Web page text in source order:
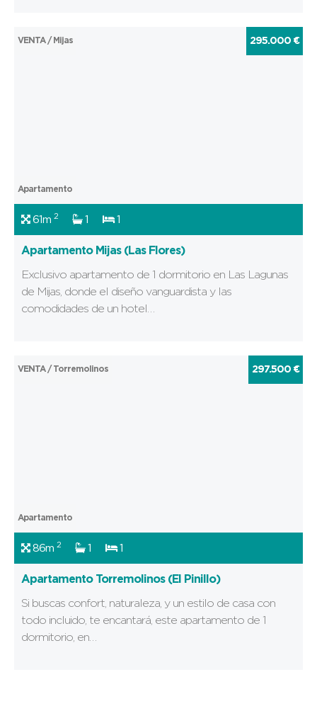
VENTA / Mijas 295.000 €
Apartamento
61m 2 1 1
Apartamento Mijas (Las Flores)
Exclusivo apartamento de 1 dormitorio en Las Lagunas
de Mijas, donde el diseño vanguardista y las
comodidades de un hotel…
VENTA / Torremolinos 297.500 €
Apartamento
86m 2 1 1
Apartamento Torremolinos (El Pinillo)
Si buscas confort, naturaleza, y un estilo de casa con
todo incluido, te encantará, este apartamento de 1
dormitorio, en…